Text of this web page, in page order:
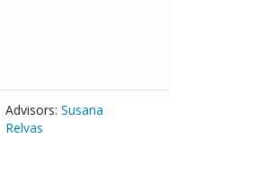
Advisors: Susana
Relvas